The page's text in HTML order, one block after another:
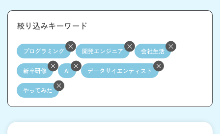
絞り込みキーワード
プログラミング 開発エンジニア 会社生活
新卒研修 AI データサイエンティスト
やってみた